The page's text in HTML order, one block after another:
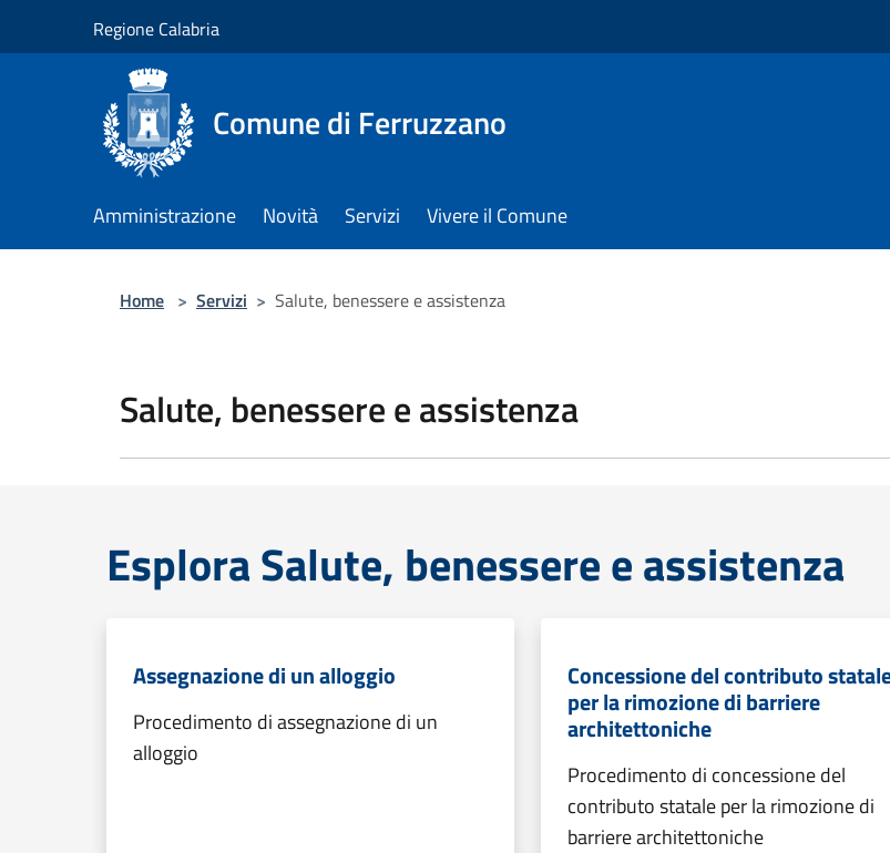
Regione Calabria
Comune di Ferruzzano
Amministrazione Novità Servizi Vivere il Comune
Home > Servizi > Salute, benessere e assistenza
Salute, benessere e assistenza
Esplora Salute, benessere e assistenza
Assegnazione di un alloggio
Procedimento di assegnazione di un
alloggio
Concessione del contributo
per la rimozione di barriere
architettoniche
Procedimento di concessione del
contributo statale per la rimozione di
barriere architettoniche